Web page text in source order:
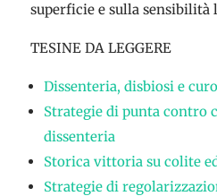
superficie e sulla sensibilità
TESINE DA LEGGERE
Dissenteria, disbiosi e
Strategie di punta contro
dissenteria
Storica vittoria su colite
Strategie di